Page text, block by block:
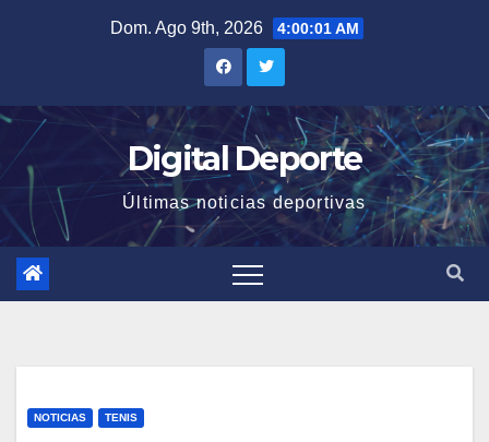
Dom. Ago 9th, 2026 4:00:02 AM
Digital Deporte
Últimas noticias deportivas
NOTICIAS TENIS